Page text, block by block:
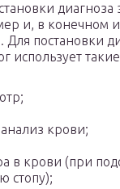
диагноза
и, в конечном
Для постановки
использует
крови;
в крови (при
стопу);